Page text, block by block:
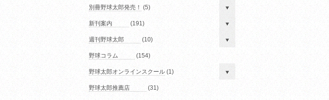
別冊野球太郎発売！ (5)
新刊案内 (191)
週刊野球太郎 (10)
野球コラム (154)
野球太郎オンラインスクール (1)
野球太郎推薦店 (31)